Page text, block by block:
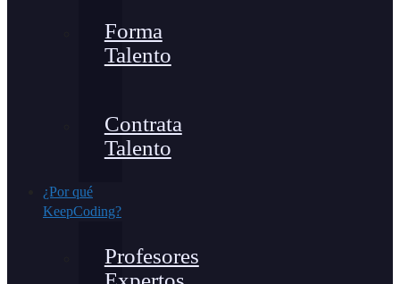
Forma
Talento
Contrata
Talento
¿Por qué
KeepCoding?
Profesores